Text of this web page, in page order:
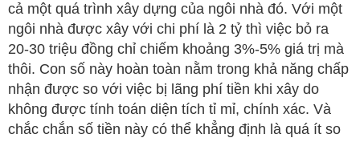
cả một quá trình xây dựng của ngôi nhà đó. Với một
ngôi nhà được xây với chi phí là 2 tỷ thì việc bỏ ra
20-30 triệu đồng chỉ chiếm khoảng 3%-5% giá trị mà
thôi. Con số này hoàn toàn nằm trong khả năng chấp
nhận được so với việc bị lãng phí tiền khi xây do
không được tính toán diện tích tỉ mỉ, chính xác. Và
chắc chắn số tiền này có thể khẳng định là quá ít so